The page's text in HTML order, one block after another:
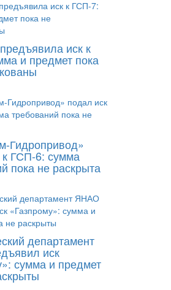
иск к
и предмет пока
Гидропривод»
к ГСП-6: сумма
пока не раскрыта
департамент
иск
сумма и предмет